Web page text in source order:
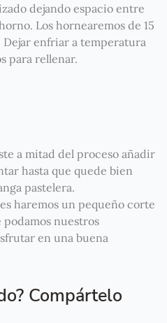
dejando espacio entre
Los hornearemos de 15
Dejar enfriar a temperatura
para rellenar.
a mitad del proceso añadir
hasta que quede bien
pastelera.
haremos un pequeño corte
nuestros
en una buena
Compártelo